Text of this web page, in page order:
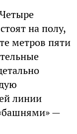
на полу,
метров пяти
линии
—